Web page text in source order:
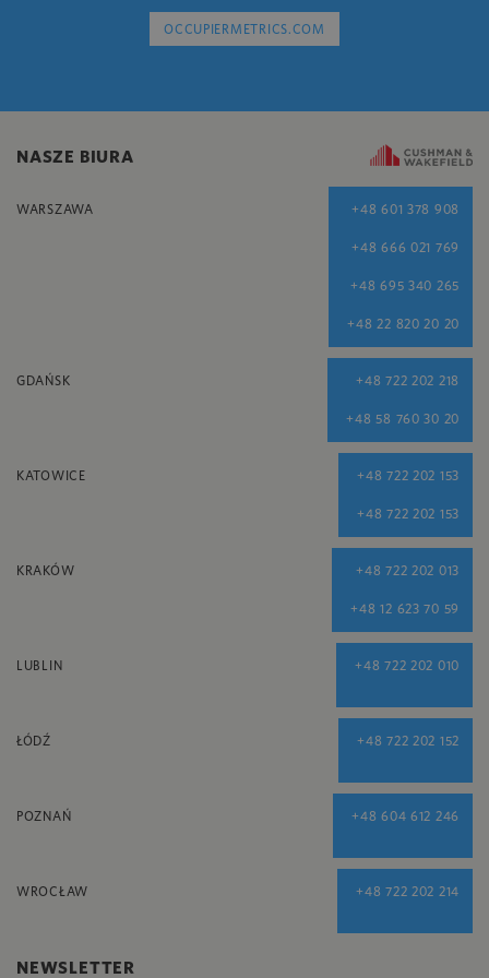
OCCUPIERMETRICS.COM
NASZE BIURA
WARSZAWA +48 601 378 908
+48 666 021 769
+48 695 340 265
+48 22 820 20 20
GDAŃSK +48 722 202 218
+48 58 760 30 20
KATOWICE +48 722 202 153
+48 722 202 153
KRAKÓW +48 722 202 013
+48 12 623 70 59
LUBLIN +48 722 202 010
ŁÓDŹ +48 722 202 152
POZNAŃ +48 604 612 246
WROCŁAW +48 722 202 214
NEWSLETTER